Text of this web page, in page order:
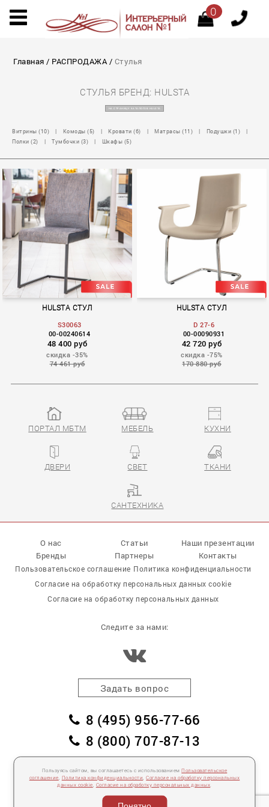
0
Главная / РАСПРОДАЖА / Стулья
СТУЛЬЯ БРЕНД: HULSTA
НА СТРАНИЦУ КАТАЛОГОВ HULSTA
Витрины (10) | Комоды (5) | Кровати (6) | Матрасы (11) | Подушки (1)
|
Полки (2)
| Тумбочки (3) | Шкафы (5)
HULSTA СТУЛ
S30063
00-00240614
48 400 руб
скидка -35%
74 461 руб
HULSTA СТУЛ
D 27-6
00-00090931
42 720 руб
скидка -75%
170 880 руб
Пользуясь сайтом, вы соглашаетесь с использованиемПользовательское
соглашение Политика конфиденциальности ,Согласие на обработку персональных
данных cookie Согласие на обработку персональных данных
ПОРТАЛ МБТМ МЕБЕЛЬ КУХНИ
ДВЕРИ СВЕТ ТКАНИ
САНТЕХНИКА
О нас Статьи
Наши презентации
Бренды
Партнеры Контакты
Пользовательское соглашение Политика конфиденциальности
Согласие на обработку персональных данных cookie
Согласие на обработку персональных данных
Следите за нами:
Задать вопрос
8 (495) 956-77-66
8 (800) 707-87-13
пл. Победы, дом 2, корпус 2
Для спецификаций и предложений: info@mebelclub.ru